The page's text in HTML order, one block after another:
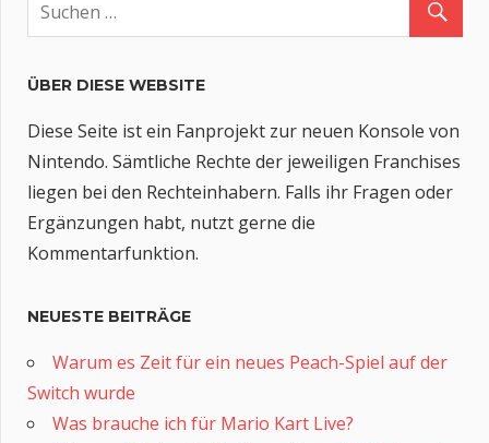
ÜBER DIESE WEBSITE
Diese Seite ist ein Fanprojekt zur neuen Konsole von
Nintendo. Sämtliche Rechte der jeweiligen Franchises
liegen bei den Rechteinhabern. Falls ihr Fragen oder
Ergänzungen habt, nutzt gerne die
Kommentarfunktion.
NEUESTE BEITRÄGE
Warum es Zeit für ein neues Peach-Spiel auf der
Switch wurde
Was brauche ich für Mario Kart Live?